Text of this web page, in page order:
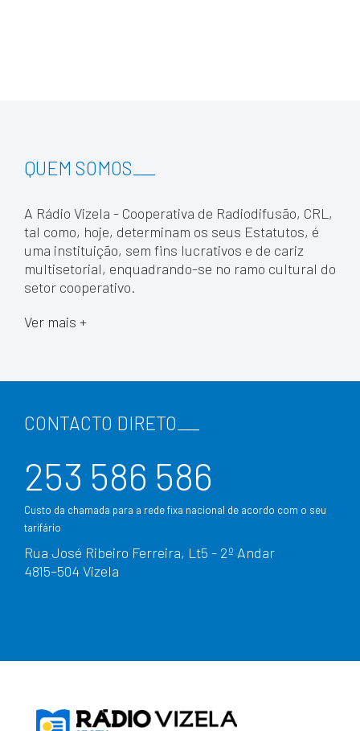
QUEM SOMOS
A Rádio Vizela - Cooperativa de Radiodifusão, CRL,
tal como, hoje, determinam os seus Estatutos, é
uma instituição, sem fins lucrativos e de cariz
multisetorial, enquadrando-se no ramo cultural do
setor cooperativo.
Ver mais +
CONTACTO DIRETO
253 586 586
Custo da chamada para a rede fixa nacional de acordo com o seu
tarifário
Rua José Ribeiro Ferreira, Lt5 - 2º Andar
4815–504 Vizela